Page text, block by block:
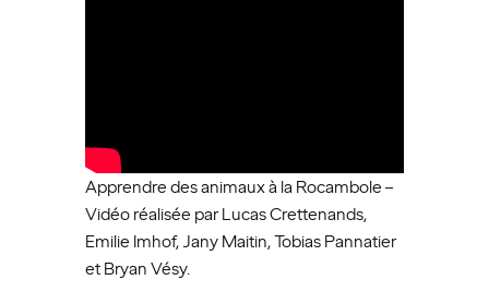
Apprendre des animaux à la Rocambole –
Vidéo réalisée par Lucas Crettenands,
Emilie Imhof, Jany Maitin, Tobias Pannatier
et Bryan Vésy.